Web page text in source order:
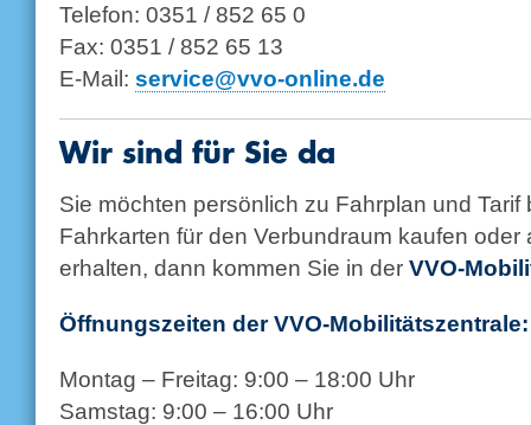
Telefon: 0351 / 852 65 0
Fax: 0351 / 852 65 13
E-Mail: service@vvo-online.de
Wir sind für Sie da
Sie möchten persönlich zu Fahrplan und Tarif
Fahrkarten für den Verbundraum kaufen oder
erhalten, dann kommen Sie in der VVO-
Öffnungszeiten der VVO-Mobilitätszentrale:
Montag – Freitag: 9:00 – 18:00 Uhr
Samstag: 9:00 – 16:00 Uhr